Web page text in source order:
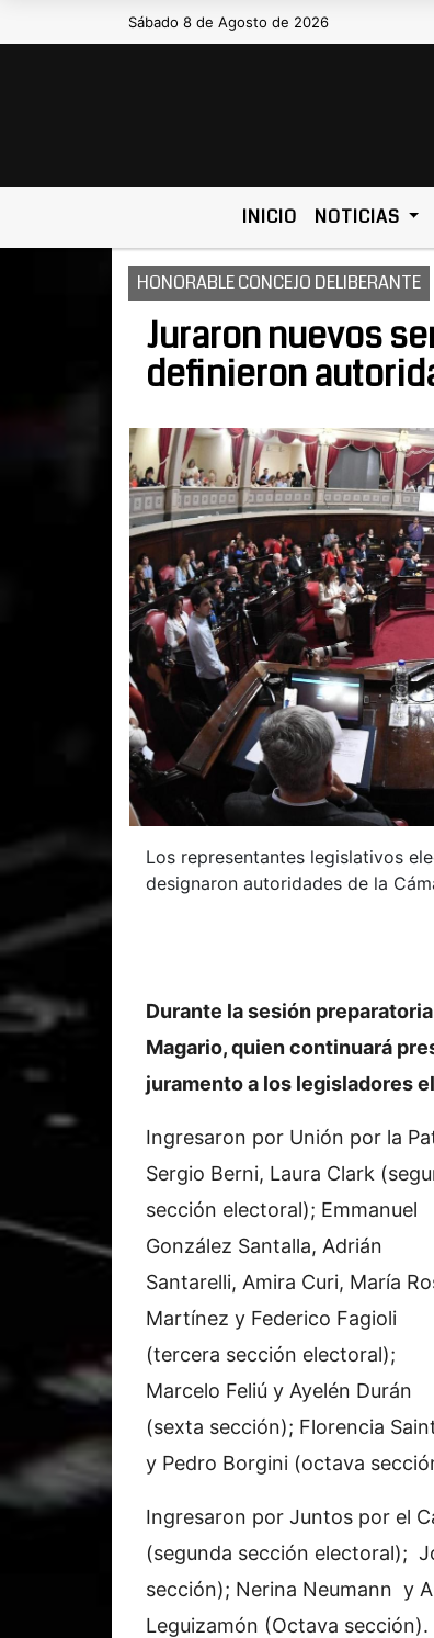
Sábado 8 de Agosto de 2026
Hoy es Sábado 8 de
INICIO NOTICIAS
HONORABLE CONCEJO DELIBERANTE
Juraron nuevos
definieron
Los representantes legislativos
designaron autoridades de la
Durante la sesión
Magario, quien continuará
juramento a los legisladores
Ingresaron por Unión por la
Sergio Berni, Laura Clark
sección electoral); Emmanuel
González Santalla, Adrián
Santarelli, Amira Curi, María
Martínez y Federico Fagioli
(tercera sección electoral);
Marcelo Feliú y Ayelén Durán
(sexta sección); Florencia
y Pedro Borgini (octava
Ingresaron por Juntos por el
(segunda sección electoral);
sección); Nerina Neumann y
Leguizamón (Octava sección).